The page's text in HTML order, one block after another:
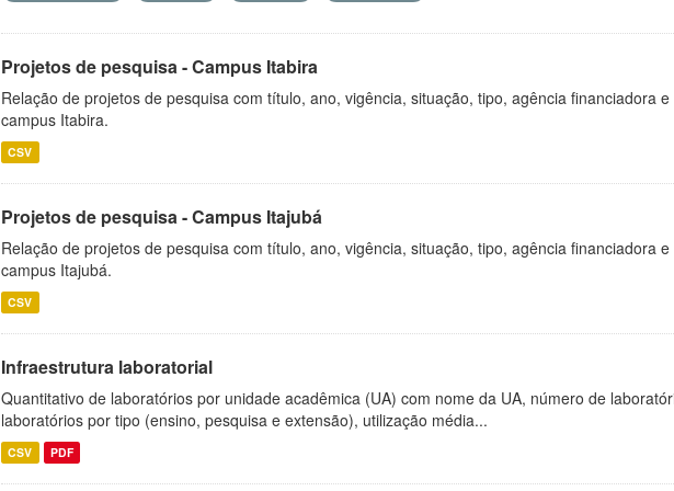
Projetos de pesquisa - Campus Itabira
Relação de projetos de pesquisa com título, ano, vigência, situação, tipo, agência financiadora
campus Itabira.
CSV
Projetos de pesquisa - Campus Itajubá
Relação de projetos de pesquisa com título, ano, vigência, situação, tipo, agência financiadora
campus Itajubá.
CSV
Infraestrutura laboratorial
Quantitativo de laboratórios por unidade acadêmica (UA) com nome da UA, número de
laboratórios por tipo (ensino, pesquisa e extensão), utilização média...
CSV PDF